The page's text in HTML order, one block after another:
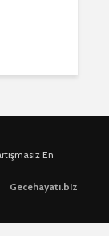
En
Gecehayatı.biz